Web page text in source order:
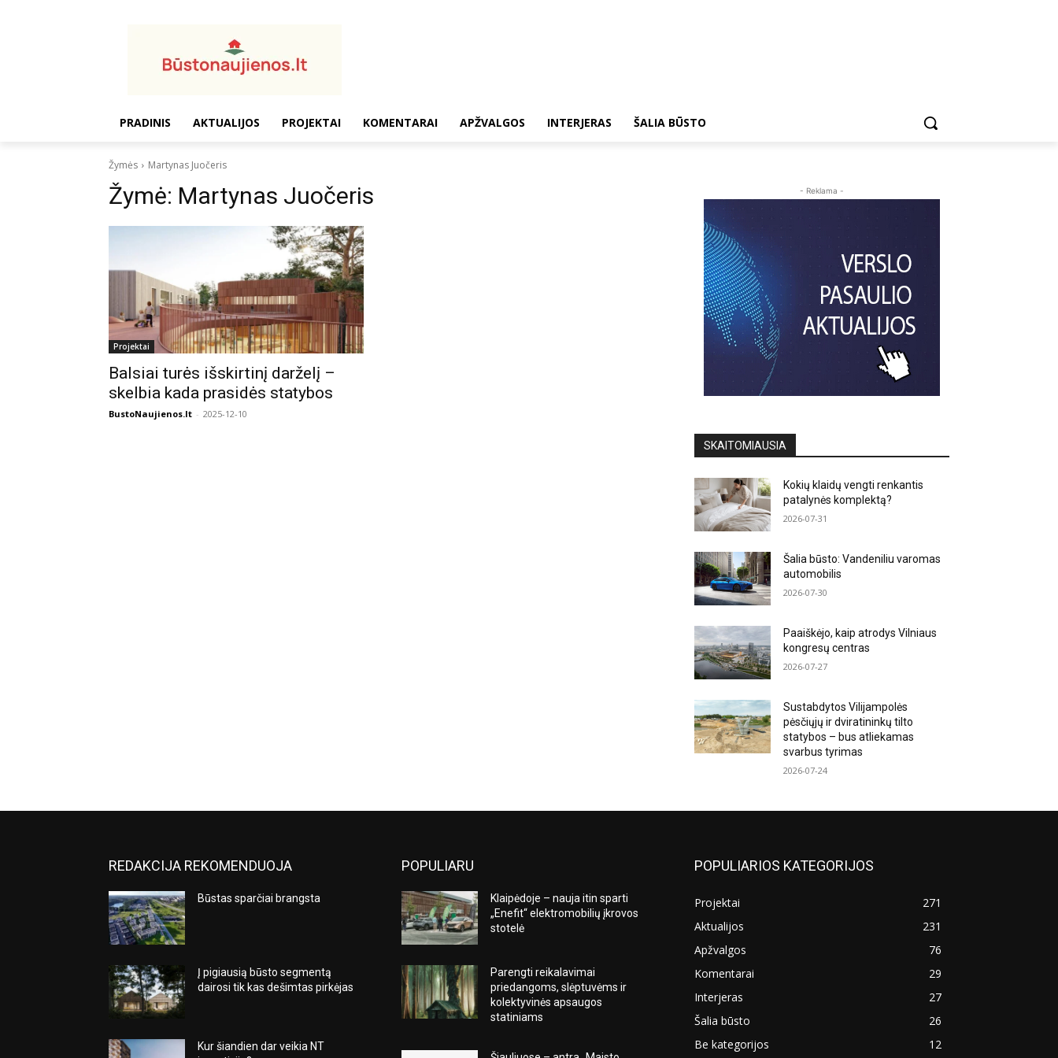
PRADINIS AKTUALIJOS PROJEKTAI KOMENTARAI APŽVALGOS INTERJERAS ŠALIA BŪSTO
Žymės Martynas Juočeris
Žymė: Martynas Juočeris
Projektai
Balsiai turės išskirtinį darželį –
skelbia kada prasidės statybos
BustoNaujienos.lt - 2025-12-10
- Reklama -
SKAITOMIAUSIA
Kokių klaidų vengti renkantis
patalynės komplektą?
2026-07-31
Šalia būsto: Vandeniliu varomas
automobilis
2026-07-30
Paaiškėjo, kaip atrodys Vilniaus
kongresų centras
2026-07-27
Sustabdytos Vilijampolės
pėsčiųjų ir dviratininkų tilto
statybos – bus atliekamas
svarbus tyrimas
2026-07-24
REDAKCIJA REKOMENDUOJA
Būstas sparčiai brangsta
Į pigiausią būsto segmentą
dairosi tik kas dešimtas pirkėjas
Kur šiandien dar veikia NT
POPULIARU
Klaipėdoje – nauja itin sparti
„Enefit“ elektromobilių įkrovos
stotelė
Parengti reikalavimai
priedangoms, slėptuvėms ir
kolektyvinės apsaugos
statiniams
POPULIARIOS KATEGORIJOS
Projektai
271
Aktualijos
231
Apžvalgos
76
Komentarai
29
Interjeras
27
Šalia būsto
26
Be kategorijos
12